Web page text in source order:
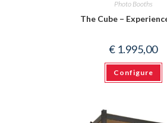
Photo Booths
The Cube –
€ 1.995,00
Configure